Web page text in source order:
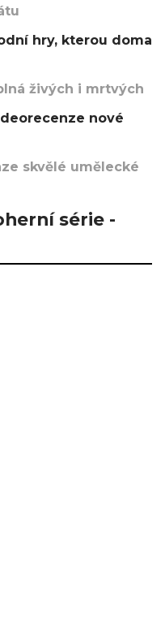
hry, kterou doma
živých i mrtvých
nové
skvělé umělecké
série -